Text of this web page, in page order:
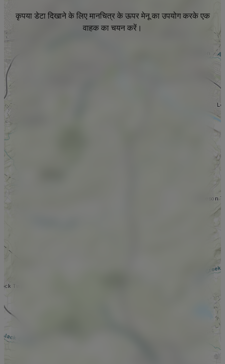
कृपया डेटा दिखाने के लिए मानचित्र के ऊपर मेनू का उपयोग करके एक
वाहक का चयन करें।